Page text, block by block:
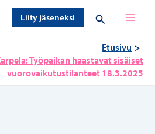
Liity jäseneksi Hae
Etusivu
Työpaikan haastavat sisäiset
vuorovaikutustilanteet 18.3.2025